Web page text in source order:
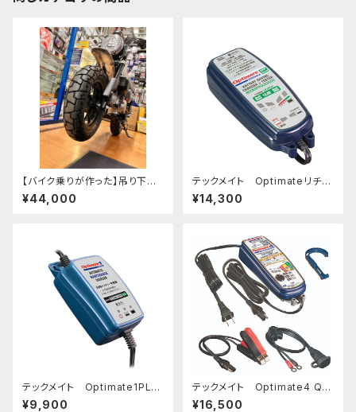
【バイク乗りが作った】吊り下げ
フレームスタンド
¥44,000
テックメイト Optimateリチウ
ム 0.8A バッテリーメンテナー
¥14,300
テックメイト Optimate1PLU
S バッテリーメンテナー
¥9,900
テックメイト Optimate4 Qu
ad バッテリーメンテナー
¥16,500